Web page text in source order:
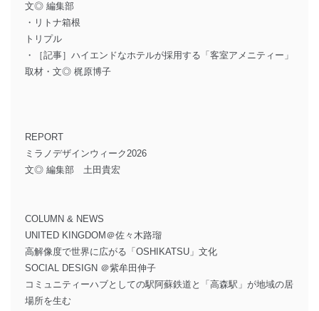
文◎ 編集部
・リトナ箱根
トリプル
・［記事］ハイエンドなホテルが採用する「客室アメニティー」
取材・文◎ 梶原博子
REPORT
ミラノデザインウィーク2026
文◎ 編集部 土田貴宏
COLUMN & NEWS
UNITED KINGDOM＠佐々木路瑠
高解像度で世界に広がる「OSHIKATSU」文化
SOCIAL DESIGN ＠紫牟田伸子
コミュニティーハブとしての駅阿蘇鉄道と「高森駅」が地域の居
場所を生む